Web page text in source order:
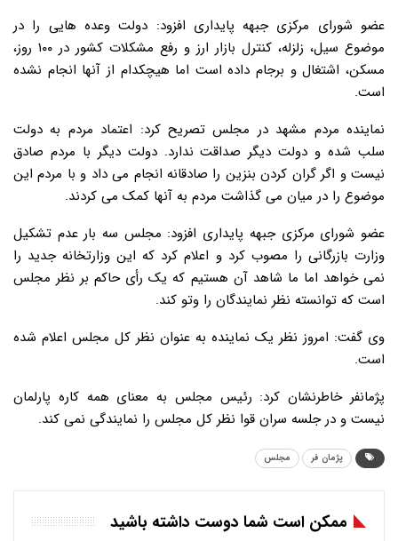
عضو شورای مرکزی جبهه پایداری افزود: دولت وعده هایی را در
موضوع سیل، زلزله، کنترل بازار ارز و رفع مشکلات کشور در ۱۰۰ روز،
مسکن، اشتغال و برجام داده است اما هیچکدام از آنها انجام نشده
است.
نماینده مردم مشهد در مجلس تصریح کرد: اعتماد مردم به دولت
سلب شده و دولت دیگر صداقت ندارد. دولت دیگر با مردم صادق
نیست و اگر گران کردن بنزین را صادقانه انجام می داد و با مردم این
موضوع را در میان می گذاشت مردم به آنها کمک می کردند.
عضو شورای مرکزی جبهه پایداری افزود: مجلس سه بار عدم تشکیل
وزارت بازرگانی را مصوب کرد و اعلام کرد که این وزارتخانه جدید را
نمی خواهد اما ما شاهد آن هستیم که یک رأی حاکم بر نظر مجلس
است که توانسته نظر نمایندگان را وتو کند.
وی گفت: امروز نظر یک نماینده به عنوان نظر کل مجلس اعلام شده
است.
پژمانفر خاطرنشان کرد: رئیس مجلس به معنای همه کاره پارلمان
نیست و در جلسه سران قوا نظر کل مجلس را نمایندگی نمی کند.
پژمان فر مجلس
ممکن است شما دوست داشته باشید